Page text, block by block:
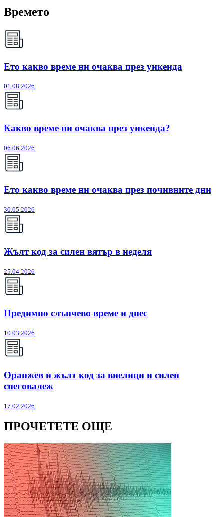
Времето
Ето какво време ни очаква през уикенда
01.08.2026
Какво време ни очаква през уикенда?
06.06.2026
Ето какво време ни очаква през почивните дни
30.05.2026
Жълт код за силен вятър в неделя
25.04.2026
Предимно слънчево време и днес
10.03.2026
Оранжев и жълт код за виелици и силен
снеговалеж
17.02.2026
ПРОЧЕТЕТЕ ОЩЕ